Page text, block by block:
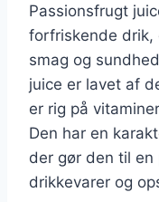
Passionsfrugt
forfriskende drik,
smag og
juice er lavet af
er rig på
Den har en
der gør den til
drikkevarer og